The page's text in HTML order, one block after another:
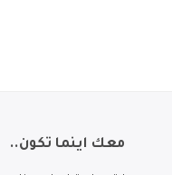
معك اينما تكون..